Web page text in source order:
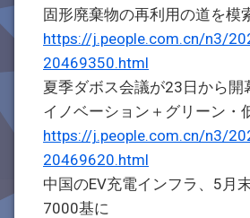
固形廃棄物の再利用の道を模
https://j.people.com.cn/n3/
20469350.html
夏季ダボス会議が23日から
イノベーション＋グリーン・
https://j.people.com.cn/n3/
20469620.html
中国のEV充電インフラ、5月
7000基に